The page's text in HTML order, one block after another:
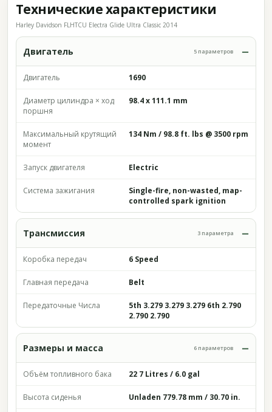
Технические характеристики
Harley Davidson FLHTCU Electra Glide Ultra Classic 2014
Двигатель 5 параметров
Двигатель 1690
Диаметр цилиндра × ход
поршня
98.4 x 111.1 mm
Максимальный крутящий
момент
134 Nm / 98.8 ft. lbs @ 3500 rpm
Запуск двигателя Electric
Система зажигания
Single-fire, non-wasted, map-
controlled spark ignition
Трансмиссия 3 параметра
Коробка передач 6 Speed
Главная передача Belt
Передаточные Числа
5th 3.279 3.279 3.279 6th 2.790
2.790 2.790
Размеры и масса 6 параметров
Объём топливного бака 22 7 Litres / 6.0 gal
Высота сиденья Unladen 779.78 mm / 30.70 in.